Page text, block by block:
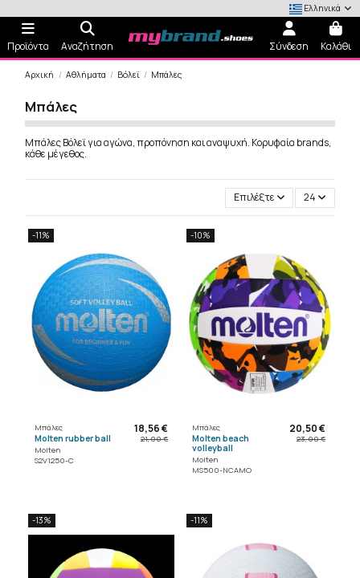
Ελληνικά
Προϊόντα Αναζήτηση Σύνδεση Καλάθι
Αρχική Αθλήματα Βόλεϊ Μπάλες
Μπάλες
Μπάλες Βόλεϊ για αγώνα, προπόνηση και αναψυχή. Κορυφαία brands,
κάθε μέγεθος.
Επιλέξτε 24
-11%
Μπάλες
Molten rubber ball
Molten
S2V1250-C
18,56 €
21,00 €
-10%
Μπάλες
Molten beach
volleyball
Molten
MS500-NCAMO
20,50 €
23,00 €
-13% -11%